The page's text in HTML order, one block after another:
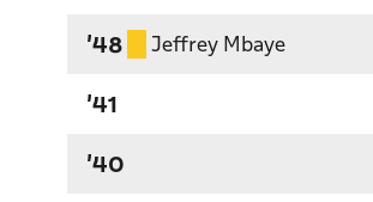
'48 Jeffrey Mbaye
'41
'40